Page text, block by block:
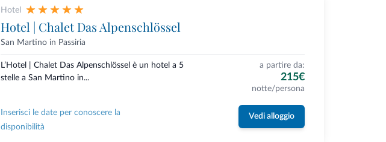
Hotel
Hotel | Chalet Das Alpenschlössel
San Martino in Passiria
L’Hotel | Chalet Das Alpenschlössel è un hotel a 5
stelle a San Martino in...
a partire da:
215€
notte/persona
Inserisci le date per conoscere la
disponibilità
Vedi alloggio